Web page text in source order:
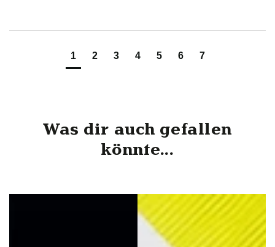
1 2 3 4 5 6 7
Was dir auch gefallen
könnte...